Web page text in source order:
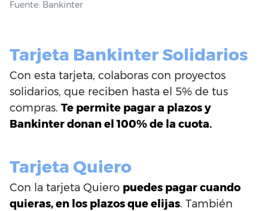
Fuente: Bankinter
Tarjeta Bankinter Solidarios
Con esta tarjeta, colaboras con proyectos
solidarios, que reciben hasta el 5% de tus
compras. Te permite pagar a plazos y
Bankinter donan el 100% de la cuota.
Tarjeta Quiero
Con la tarjeta Quiero puedes pagar cuando
quieras, en los plazos que elijas. También